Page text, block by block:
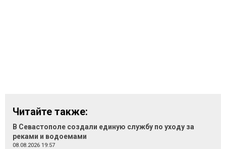
Читайте также:
В Севастополе создали единую службу по уходу за
реками и водоемами
08.08.2026 19:57